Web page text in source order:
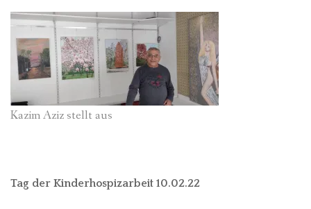
Kazim Aziz stellt aus
Tag der Kinderhospizarbeit 10.02.22